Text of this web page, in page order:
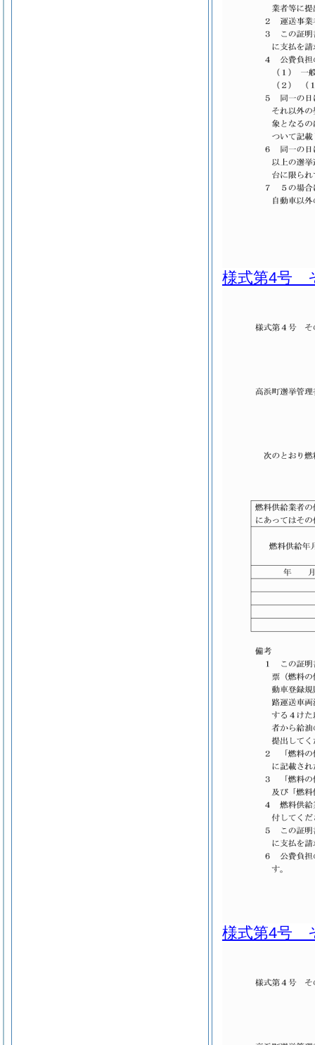
様式第4号
様式第4号